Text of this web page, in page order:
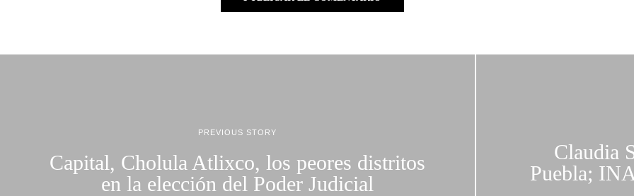
PREVIOUS STORY
Capital, Cholula Atlixco, los peores distritos
en la elección del Poder Judicial
Claudia
Puebla;